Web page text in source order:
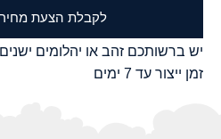
לקבלת הצעת מחיר
יש ברשותכם זהב או יהלומים
זמן ייצור עד 7 ימים